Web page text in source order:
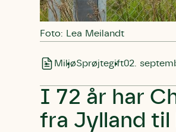
Foto: Lea Meilandt
MiljøSprøjtegift02.
I 72 år har
fra Jylland til